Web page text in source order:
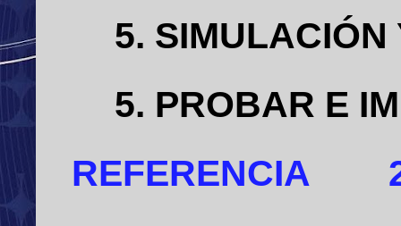
5.
5. PROBAR E
REFERENCIA